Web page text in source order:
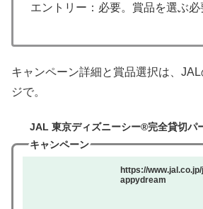
エントリー：必要。賞品を選ぶ必
キャンペーン詳細と賞品選択は、
ジで。
JAL 東京ディズニーシー®完全貸切パ
キャンペーン
https://
appydream